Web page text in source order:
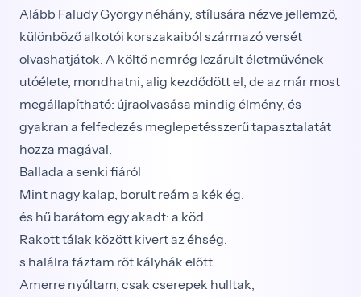
Alább Faludy György néhány, stílusára nézve jellemző,
különböző alkotói korszakaiból származó versét
olvashatjátok. A költő nemrég lezárult életművének
utóélete, mondhatni, alig kezdődött el, de az már most
megállapítható: újraolvasása mindig élmény, és
gyakran a felfedezés meglepetésszerű tapasztalatát
hozza magával.
Ballada a senki fiáról
Mint nagy kalap, borult reám a kék ég,
és hű barátom egy akadt: a köd.
Rakott tálak között kivert az éhség,
s halálra fáztam rőt kályhák előtt.
Amerre nyúltam, csak cserepek hulltak,